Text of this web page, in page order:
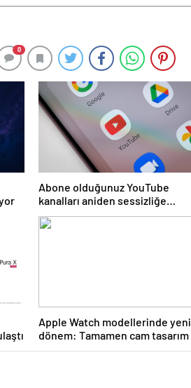
0
Abone olduğunuz YouTube
kanalları aniden sessizliğe
bürünebilir: İşte nedeni
Apple Watch modellerinde yeni
dönem: Tamamen cam tasarım